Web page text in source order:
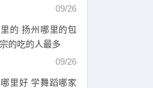
09/26
的 扬州哪里的包
的吃的人最多
09/26
里好 学舞蹈哪家